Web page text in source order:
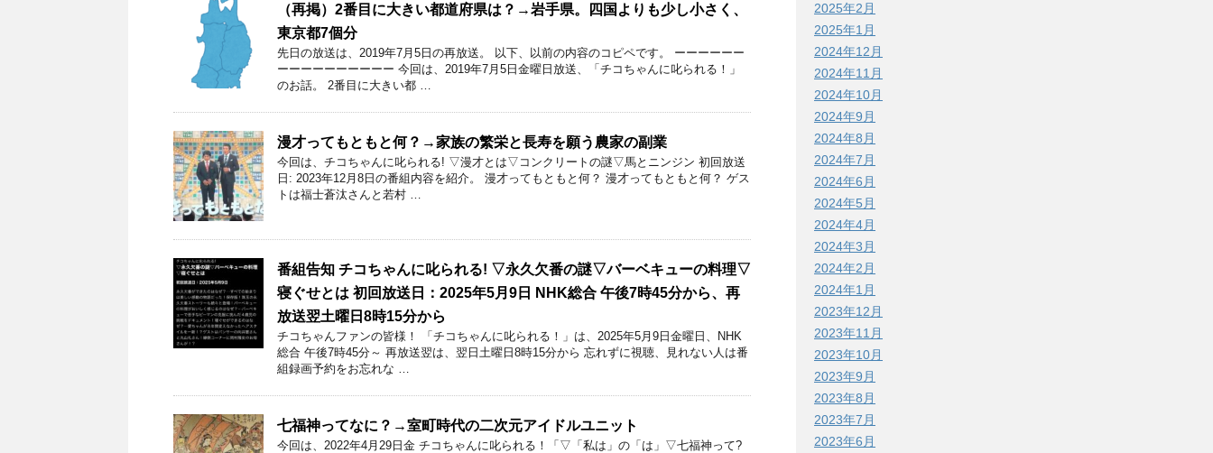
（再掲）2番目に大きい都道府県は？→岩手県。四国よりも少し小さく、
東京都7個分
先日の放送は、2019年7月5日の再放送。 以下、以前の内容のコピペです。 ーーーーーー
ーーーーーーーーーー 今回は、2019年7月5日金曜日放送、「チコちゃんに叱られる！」
のお話。 2番目に大きい都 …
漫才ってもともと何？→家族の繁栄と長寿を願う農家の副業
今回は、チコちゃんに叱られる! ▽漫才とは▽コンクリートの謎▽馬とニンジン 初回放送
日: 2023年12月8日の番組内容を紹介。 漫才ってもともと何？ 漫才ってもともと何？ ゲス
トは福士蒼汰さんと若村 …
番組告知 チコちゃんに叱られる! ▽永久欠番の謎▽バーベキューの料理▽
寝ぐせとは 初回放送日：2025年5月9日 NHK総合 午後7時45分から、再
放送翌土曜日8時15分から
チコちゃんファンの皆様！ 「チコちゃんに叱られる！」​は、2025年5月9日金曜日、NHK
総合 午後7時45分～ 再放送翌は、翌日土曜日8時15分から 忘れずに視聴、見れない人は番
組録画予約をお忘れな …
七福神ってなに？→室町時代の二次元アイドルユニット
今回は、2022年4月29日金 チコちゃんに叱られる！「▽「私は」の「は」▽七福神って?
2025年2月
2025年1月
2024年12月
2024年11月
2024年10月
2024年9月
2024年8月
2024年7月
2024年6月
2024年5月
2024年4月
2024年3月
2024年2月
2024年1月
2023年12月
2023年11月
2023年10月
2023年9月
2023年8月
2023年7月
2023年6月